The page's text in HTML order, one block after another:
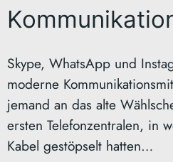
Skype, WhatsApp und
moderne
jemand an das alte
ersten Telefonzentralen, in
Kabel gestöpselt hatten…